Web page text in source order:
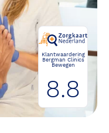
Klantwaardering
Bergman Clinics
Bewegen
8.8